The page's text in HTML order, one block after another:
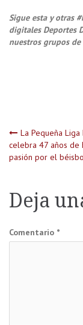
Sigue esta y otras
digitales Deportes
nuestros grupos de
de
La Pequeña Liga
celebra 47 años de
pasión por el
Deja
Comentario *